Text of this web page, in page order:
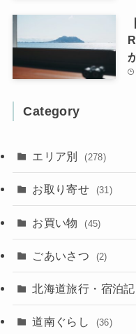
Category
エリア別 (278)
(102)
(2)
(16)
(137)
(78)
お取り寄せ (31)
(4)
お買い物 (45)
(10)
ごあいさつ (2)
北海道旅行・宿泊記
(5)
道南ぐらし (36)